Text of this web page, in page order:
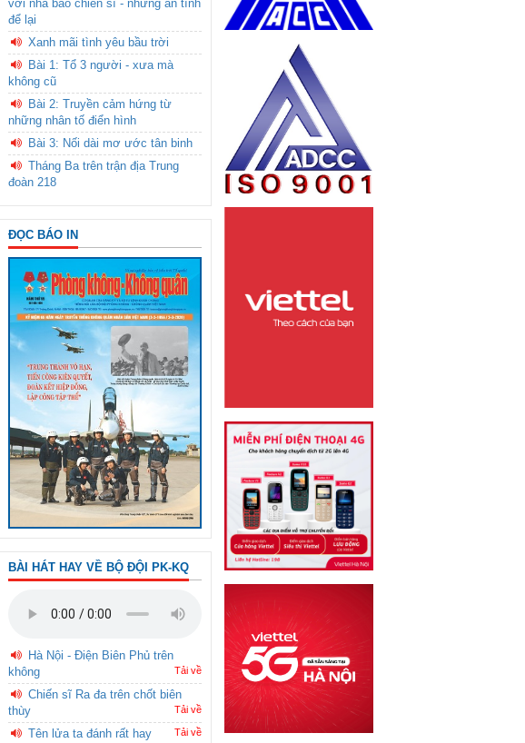
với nhà báo chiến sĩ - những ân tình
để lại
Xanh mãi tình yêu bầu trời
Bài 1: Tổ 3 người - xưa mà
không cũ
Bài 2: Truyền cảm hứng từ
những nhân tố điển hình
Bài 3: Nối dài mơ ước tân binh
Tháng Ba trên trận địa Trung
đoàn 218
ĐỌC BÁO IN
BÀI HÁT HAY VỀ BỘ ĐỘI PK-KQ
Hà Nội - Điện Biên Phủ trên
không
Tải về
Chiến sĩ Ra đa trên chốt biên
thùy
Tải về
Tên lửa ta đánh rất hay Tải về